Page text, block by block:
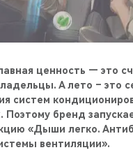
ценность — это
А лето – это
систем
Поэтому бренд
«Дыши легко.
вентиляции».